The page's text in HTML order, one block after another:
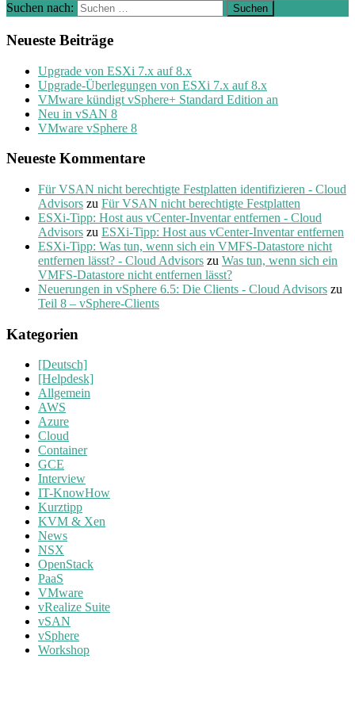
Suchen nach:
Neueste Beiträge
Upgrade von ESXi 7.x auf 8.x
Upgrade-Überlegungen von ESXi 7.x auf 8.x
VMware kündigt vSphere+ Standard Edition an
Neu in vSAN 8
VMware vSphere 8
Neueste Kommentare
Für VSAN nicht berechtigte Festplatten identifizieren - Cloud
Advisors zu Für VSAN nicht berechtigte Festplatten
ESXi-Tipp: Host aus vCenter-Inventar entfernen - Cloud
Advisors zu ESXi-Tipp: Host aus vCenter-Inventar entfernen
ESXi-Tipp: Was tun, wenn sich ein VMFS-Datastore nicht
entfernen lässt? - Cloud Advisors zu Was tun, wenn sich ein
VMFS-Datastore nicht entfernen lässt?
Neuerungen in vSphere 6.5: Die Clients - Cloud Advisors zu
Teil 8 – vSphere-Clients
Kategorien
[Deutsch]
[Helpdesk]
Allgemein
AWS
Azure
Cloud
Container
GCE
Interview
IT-KnowHow
Kurztipp
KVM & Xen
News
NSX
OpenStack
PaaS
VMware
vRealize Suite
vSAN
vSphere
Workshop